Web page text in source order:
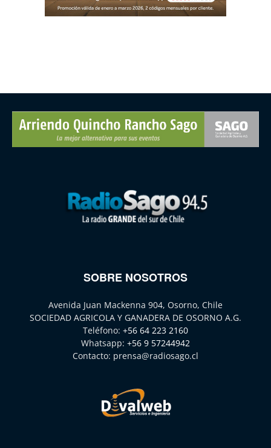
SOBRE NOSOTROS
Avenida Juan Mackenna 904, Osorno, Chile
SOCIEDAD AGRICOLA Y GANADERA DE OSORNO A.G.
Teléfono: +56 64 223 2160
Whatsapp: +56 9 57244942
Contacto: prensa@radiosago.cl